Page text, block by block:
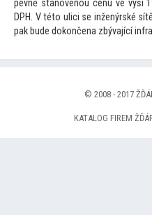
pevně stanovenou cenu ve výši
DPH. V této ulici se inženýrské
pak bude dokončena zbývající
© 2008 - 2017
KATALOG FIREM